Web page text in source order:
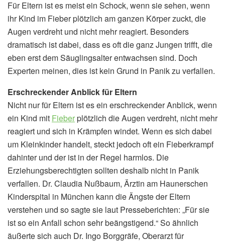
Für Eltern ist es meist ein Schock, wenn sie sehen, wenn
ihr Kind im Fieber plötzlich am ganzen Körper zuckt, die
Augen verdreht und nicht mehr reagiert. Besonders
dramatisch ist dabei, dass es oft die ganz Jungen trifft, die
eben erst dem Säuglingsalter entwachsen sind. Doch
Experten meinen, dies ist kein Grund in Panik zu verfallen.
Erschreckender Anblick für Eltern
Nicht nur für Eltern ist es ein erschreckender Anblick, wenn
ein Kind mit Fieberplötzlich die Augen verdreht, nicht mehr
reagiert und sich in Krämpfen windet. Wenn es sich dabei
um Kleinkinder handelt, steckt jedoch oft ein Fieberkrampf
dahinter und der ist in der Regel harmlos. Die
Erziehungsberechtigten sollten deshalb nicht in Panik
verfallen. Dr. Claudia Nußbaum, Ärztin am Haunerschen
Kinderspital in München kann die Ängste der Eltern
verstehen und so sagte sie laut Presseberichten: „Für sie
ist so ein Anfall schon sehr beängstigend.“ So ähnlich
äußerte sich auch Dr. Ingo Borggräfe, Oberarzt für